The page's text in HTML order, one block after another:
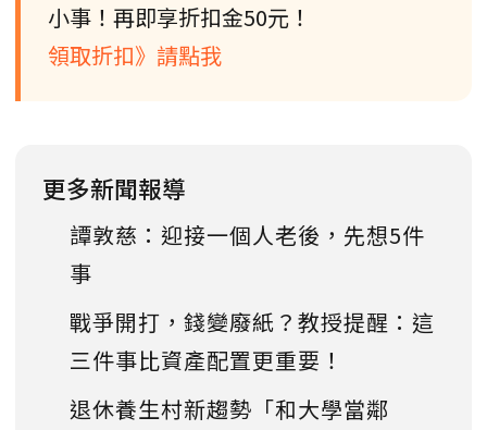
小事！再即享折扣金50元！
領取折扣》請點我
更多新聞報導
譚敦慈：迎接一個人老後，先想5件
事
戰爭開打，錢變廢紙？教授提醒：這
三件事比資產配置更重要！
退休養生村新趨勢「和大學當鄰